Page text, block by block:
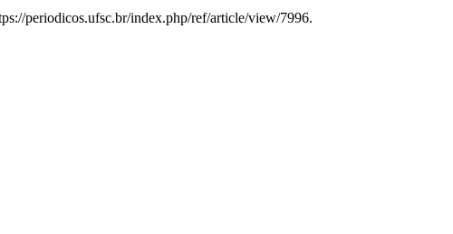
periodicos.ufsc.br/index.php/ref/article/view/7996.